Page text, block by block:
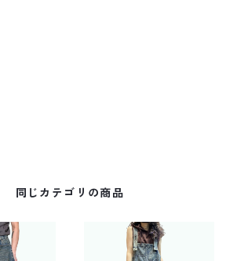
同じカテゴリの商品